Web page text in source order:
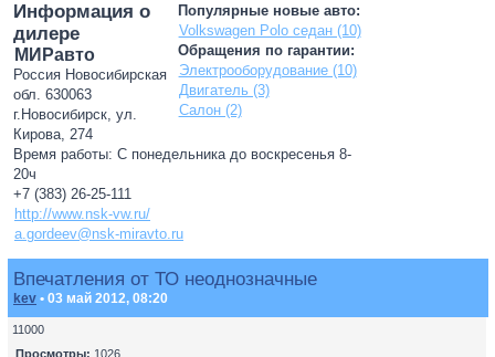
Популярные новые авто:
Volkswagen Polo седан (10)
Обращения по гарантии:
Электрооборудование (10)
Двигатель (3)
Салон (2)
Информация о
дилере
МИРавто
Россия Новосибирская
обл. 630063
г.Новосибирск, ул.
Кирова, 274
Время работы: С понедельника до воскресенья 8-
20ч
+7 (383) 26-25-111
http://www.nsk-vw.ru/
a.gordeev@nsk-miravto.ru
Впечатления от ТО неоднозначные
kev • 03 май 2012, 08:20
11000
Просмотры: 1026